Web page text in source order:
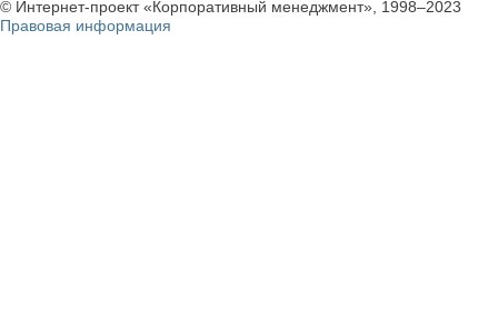
© Интернет-проект «Корпоративный менеджмент», 1998–2023
Правовая информация